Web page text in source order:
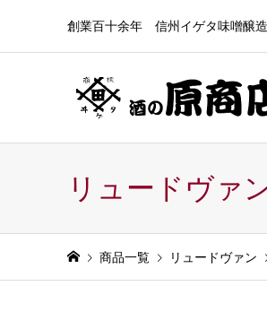
創業百十余年 信州イゲタ味噌醸
リュードヴァ
商品一覧 リュードヴァン